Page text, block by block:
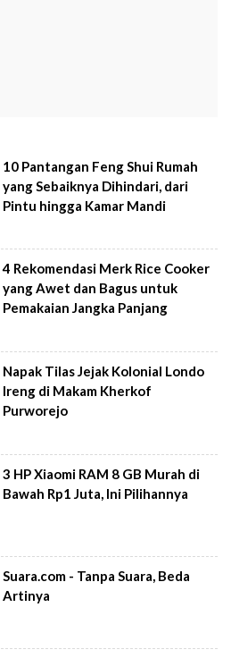
10 Pantangan Feng Shui Rumah
yang Sebaiknya Dihindari, dari
Pintu hingga Kamar Mandi
4 Rekomendasi Merk Rice Cooker
yang Awet dan Bagus untuk
Pemakaian Jangka Panjang
Napak Tilas Jejak Kolonial Londo
Ireng di Makam Kherkof
Purworejo
3 HP Xiaomi RAM 8 GB Murah di
Bawah Rp1 Juta, Ini Pilihannya
Suara.com - Tanpa Suara, Beda
Artinya